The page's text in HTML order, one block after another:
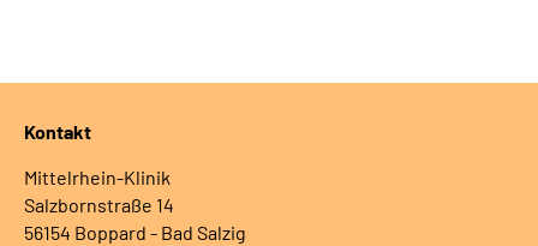
Kontakt
Mittelrhein-Klinik
Salzbornstraße 14
56154 Boppard - Bad Salzig